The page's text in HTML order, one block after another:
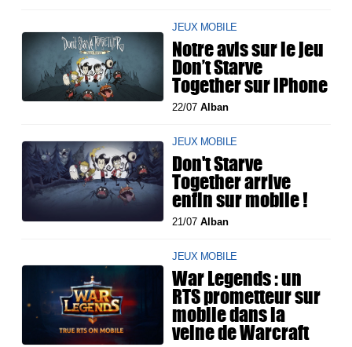
JEUX MOBILE
Notre avis sur le jeu
Don’t Starve
Together sur iPhone
22/07Alban
JEUX MOBILE
Don't Starve
Together arrive
enfin sur mobile !
21/07Alban
JEUX MOBILE
War Legends : un
RTS prometteur sur
mobile dans la
veine de Warcraft